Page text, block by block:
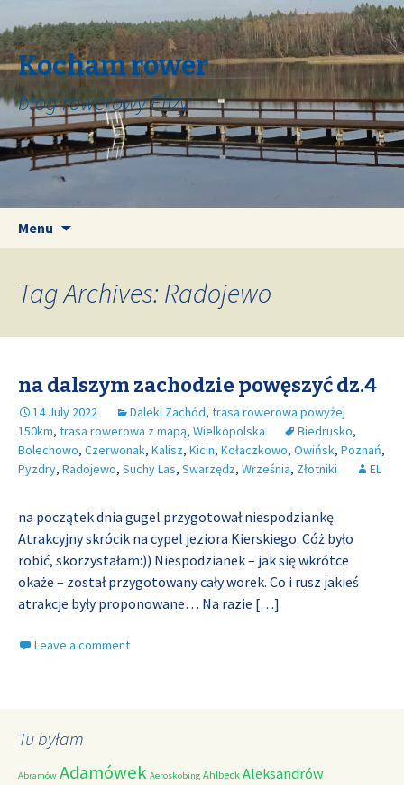
Kocham rower
blog rowerowy Elizy
Menu
Tag Archives: Radojewo
na dalszym zachodzie powęszyć dz.4
14 July 2022 Daleki Zachód, trasa rowerowa powyżej
150km, trasa rowerowa z mapą, Wielkopolska Biedrusko,
Bolechowo, Czerwonak, Kalisz, Kicin, Kołaczkowo, Owińsk, Poznań,
Pyzdry, Radojewo, Suchy Las, Swarzędz, Września, Złotniki EL
na początek dnia gugel przygotował niespodziankę.
Atrakcyjny skrócik na cypel jeziora Kierskiego. Cóż było
robić, skorzystałam:)) Niespodzianek – jak się wkrótce
okaże – został przygotowany cały worek. Co i rusz jakieś
atrakcje były proponowane… Na razie […]
Leave a comment
Tu byłam
Abramów Adamówek Aeroskobing Ahlbeck Aleksandrów